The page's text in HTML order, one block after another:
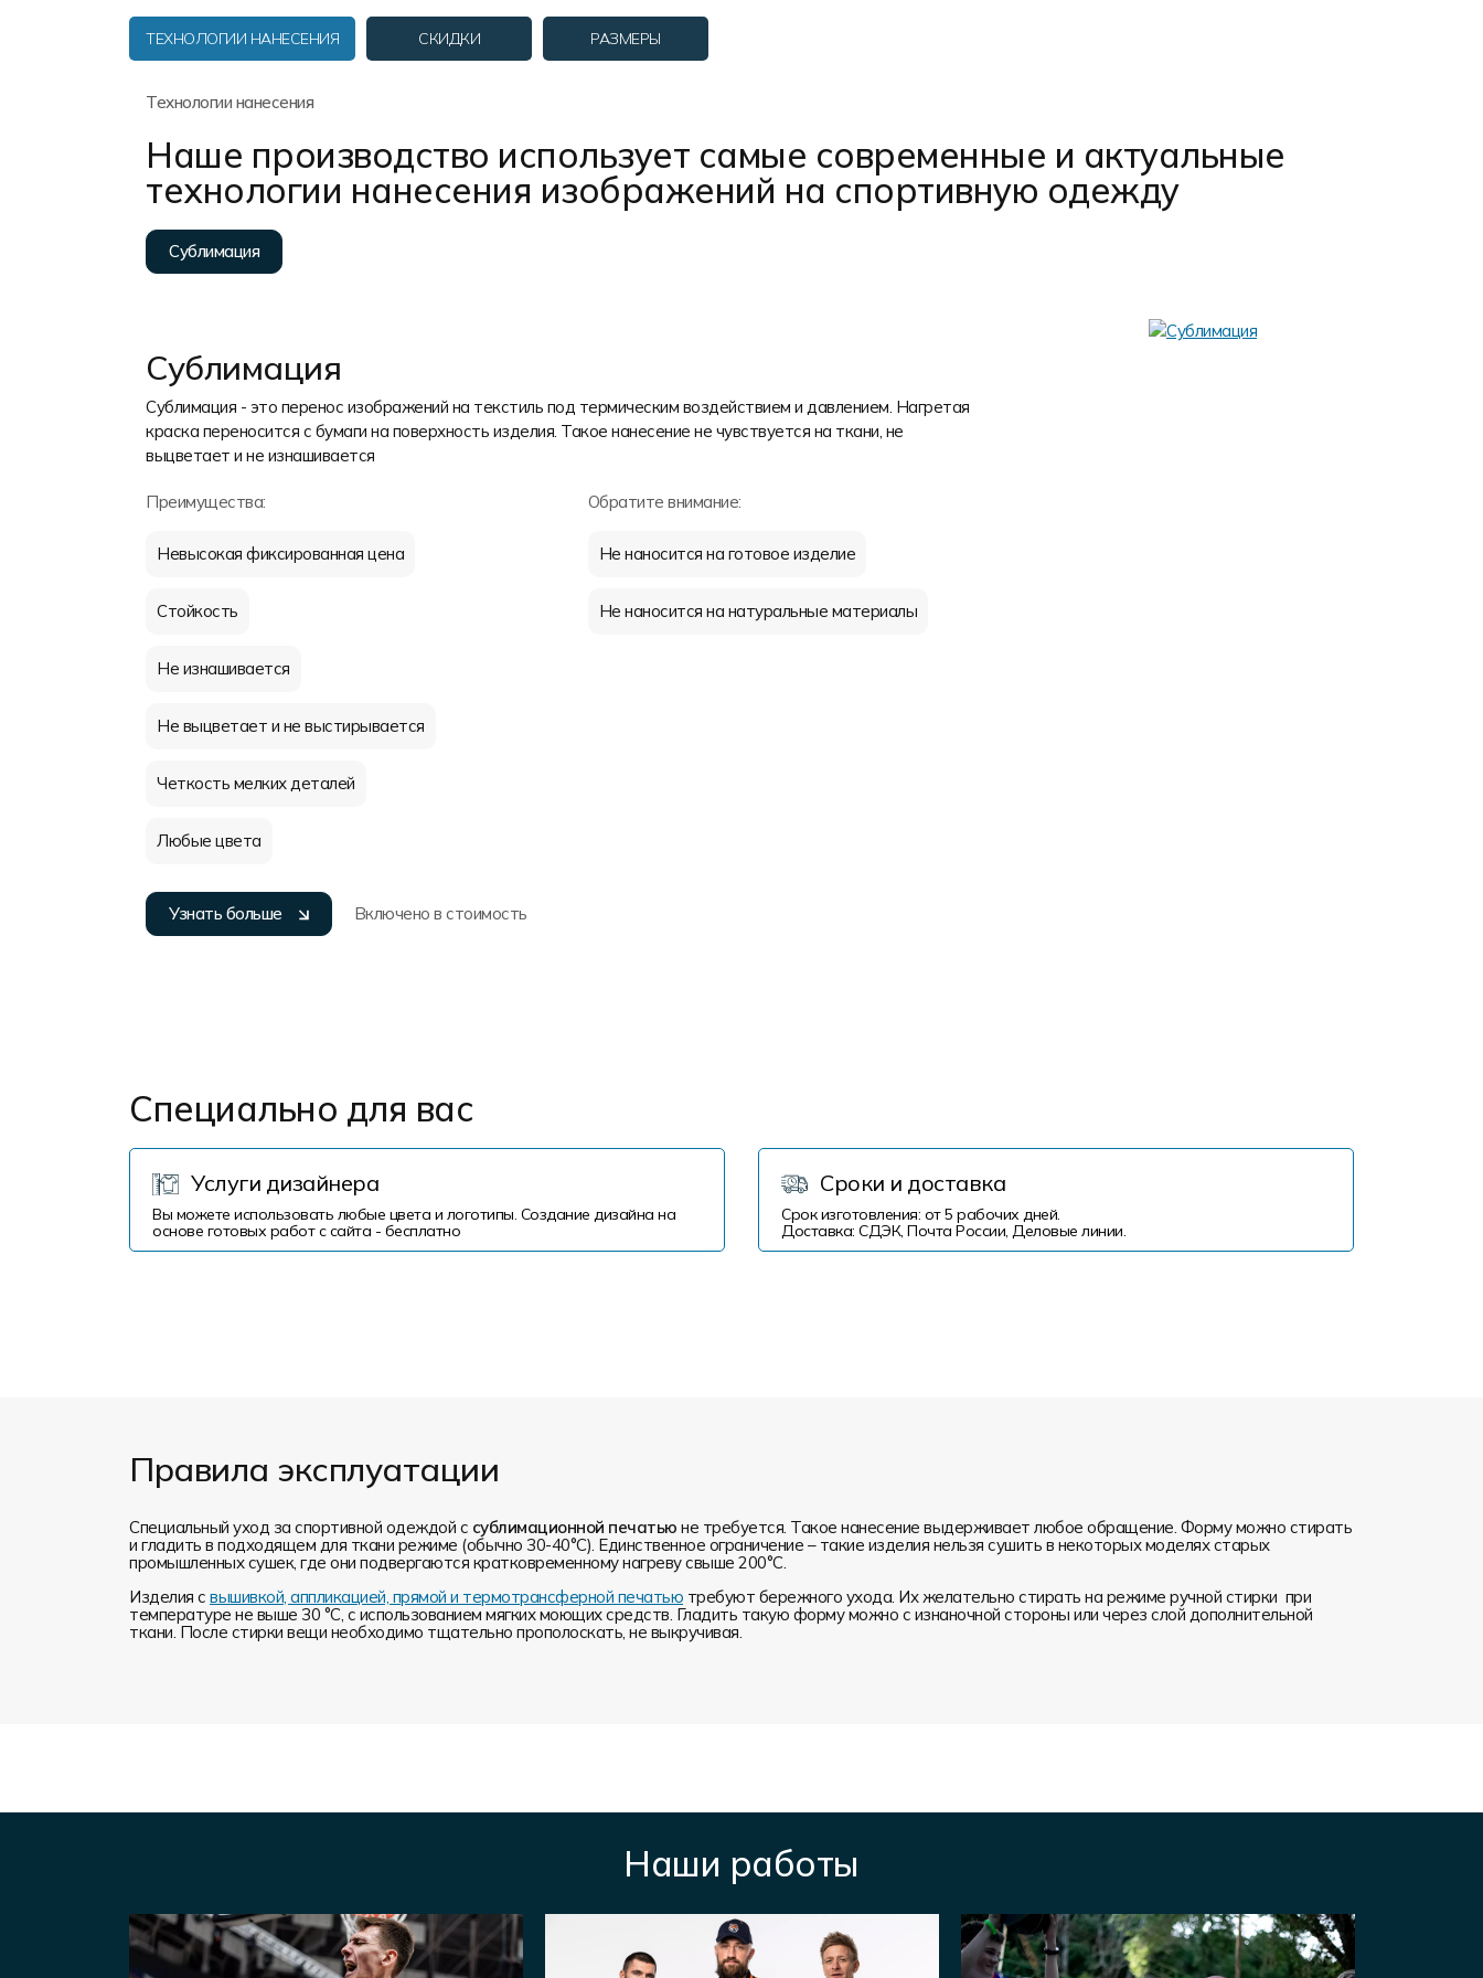
ТЕХНОЛОГИИ НАНЕСЕНИЯ СКИДКИ РАЗМЕРЫ
Технологии нанесения
Наше производство использует самые современные и актуальные
технологии нанесения изображений на спортивную одежду
Сублимация
Сублимация
Сублимация - это перенос изображений на текстиль под термическим воздействием и давлением. Нагретая
краска переносится с бумаги на поверхность изделия. Такое нанесение не чувствуется на ткани, не
выцветает и не изнашивается
Преимущества:
Невысокая фиксированная цена
Стойкость
Не изнашивается
Не выцветает и не выстирывается
Четкость мелких деталей
Любые цвета
Обратите внимание:
Не наносится на готовое изделие
Не наносится на натуральные материалы
Узнать больше Включено в стоимость
Специально для вас
Услуги дизайнера
Вы можете использовать любые цвета и логотипы. Создание дизайна на
основе готовых работ с сайта - бесплатно
Сроки и доставка
Срок изготовления: от 5 рабочих дней.
Доставка: СДЭК, Почта России, Деловые линии.
Правила эксплуатации
Специальный уход за спортивной одеждой с сублимационной печатью не требуется. Такое нанесение выдерживает любое обращение. Форму можно стирать
и гладить в подходящем для ткани режиме (обычно 30-40°С). Единственное ограничение – такие изделия нельзя сушить в некоторых моделях старых
промышленных сушек, где они подвергаются кратковременному нагреву свыше 200°С.
Изделия с вышивкой, аппликацией, прямой и термотрансферной печатью требуют бережного ухода. Их желательно стирать на режиме ручной стирки при
температуре не выше 30 °C, с использованием мягких моющих средств. Гладить такую форму можно с изнаночной стороны или через слой дополнительной
ткани. После стирки вещи необходимо тщательно прополоскать, не выкручивая.
Наши работы
Форма в наличии
Распродажа
Реквизиты
Система скидок и наценок
Пользовательское соглашение